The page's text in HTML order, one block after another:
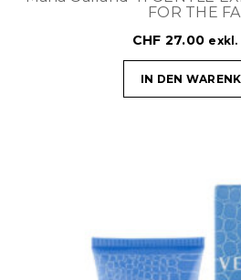
FOR THE
CHF 27.00 exkl.
IN DEN